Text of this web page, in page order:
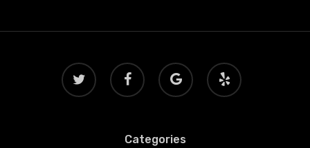
twitter facebook
google-
plus
yelp
Categories